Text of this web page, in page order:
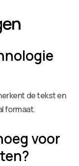
de tekst en
formaat.
voor